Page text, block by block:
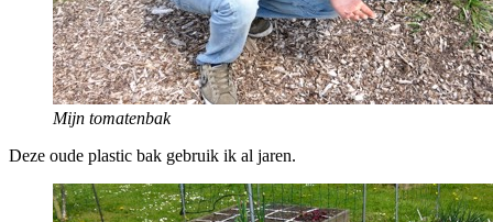
Mijn tomatenbak
Deze oude plastic bak gebruik ik al jaren.